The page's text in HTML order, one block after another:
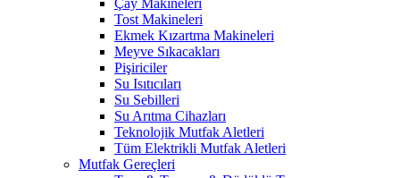
Çay Makineleri
Tost Makineleri
Ekmek Kızartma Makineleri
Meyve Sıkacakları
Pişiriciler
Su Isıtıcıları
Su Sebilleri
Su Arıtma Cihazları
Teknolojik Mutfak Aletleri
Tüm Elektrikli Mutfak Aletleri
Mutfak Gereçleri